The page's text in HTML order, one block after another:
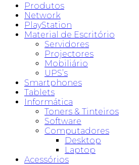
Produtos
Network
PlayStation
Material de Escritório
Servidores
Projectores
Mobiliário
UPS’s
Smartphones
Tablets
Informática
Toners & Tinteiros
Software
Computadores
Desktop
Laptop
Acessórios